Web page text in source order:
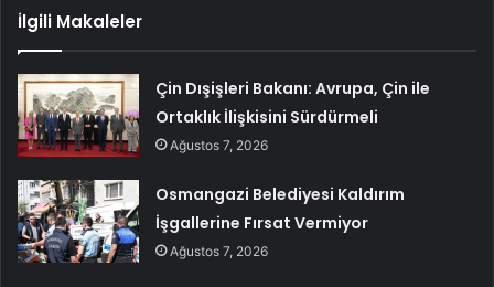
İlgili Makaleler
Çin Dışişleri Bakanı: Avrupa, Çin ile
Ortaklık İlişkisini Sürdürmeli
Ağustos 7, 2026
Osmangazi Belediyesi Kaldırım
İşgallerine Fırsat Vermiyor
Ağustos 7, 2026